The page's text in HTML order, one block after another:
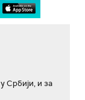
Србији, и за